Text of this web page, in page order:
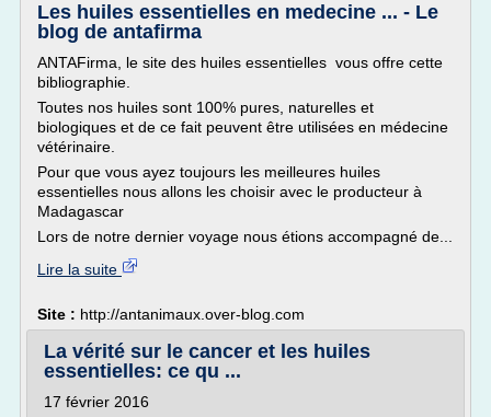
Les huiles essentielles en medecine ... - Le
blog de antafirma
ANTAFirma, le site des huiles essentielles vous offre cette
bibliographie.
Toutes nos huiles sont 100% pures, naturelles et
biologiques et de ce fait peuvent être utilisées en médecine
vétérinaire.
Pour que vous ayez toujours les meilleures huiles
essentielles nous allons les choisir avec le producteur à
Madagascar
Lors de notre dernier voyage nous étions accompagné de...
Lire la suite
Site : http://antanimaux.over-blog.com
La vérité sur le cancer et les huiles
essentielles: ce qu ...
17 février 2016